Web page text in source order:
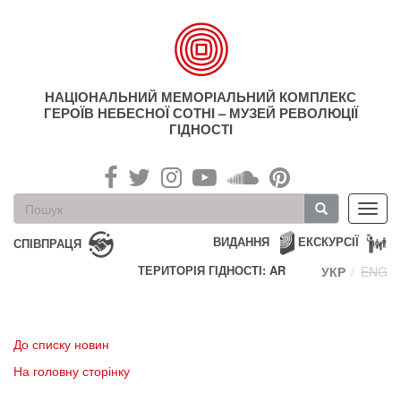
НАЦІОНАЛЬНИЙ МЕМОРІАЛЬНИЙ КОМПЛЕКС
ГЕРОЇВ НЕБЕСНОЇ СОТНІ – МУЗЕЙ РЕВОЛЮЦІЇ
ГІДНОСТІ
Пошукова
форма
Пошук
СПІВПРАЦЯ ЕКСКУРСІЇ
ВИДАННЯ
ТЕРИТОРІЯ ГІДНОСТІ: AR
УКР ENG
До списку новин
На головну сторінку